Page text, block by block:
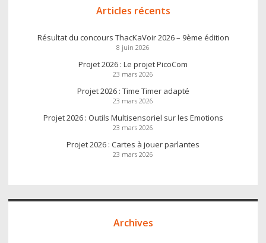
Articles récents
Résultat du concours ThacKaVoir 2026 – 9ème édition
8 juin 2026
Projet 2026 : Le projet PicoCom
23 mars 2026
Projet 2026 : Time Timer adapté
23 mars 2026
Projet 2026 : Outils Multisensoriel sur les Emotions
23 mars 2026
Projet 2026 : Cartes à jouer parlantes
23 mars 2026
Archives